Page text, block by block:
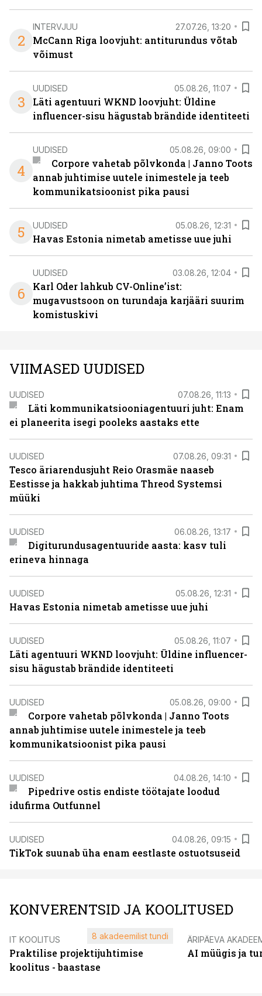
2
INTERVJUU 27.07.26, 13:20
McCann Riga loovjuht: antiturundus võtab
võimust
3
UUDISED 05.08.26, 11:07
Läti agentuuri WKND loovjuht: Üldine
influencer-sisu hägustab brändide identiteeti
4
UUDISED 05.08.26, 09:00
Corpore vahetab põlvkonda | Janno Toots
annab juhtimise uutele inimestele ja teeb
kommunikatsioonist pika pausi
5 UUDISED 05.08.26, 12:31
Havas Estonia nimetab ametisse uue juhi
6
UUDISED 03.08.26, 12:04
Karl Oder lahkub CV-Online’ist:
mugavustsoon on turundaja karjääri suurim
komistuskivi
VIIMASED UUDISED
UUDISED 07.08.26, 11:13
Läti kommunikatsiooniagentuuri juht: Enam
ei planeerita isegi pooleks aastaks ette
UUDISED 07.08.26, 09:31
Tesco äriarendusjuht Reio Orasmäe naaseb
Eestisse ja hakkab juhtima Threod Systemsi
müüki
UUDISED 06.08.26, 13:17
Digiturundusagentuuride aasta: kasv tuli
erineva hinnaga
UUDISED 05.08.26, 12:31
Havas Estonia nimetab ametisse uue juhi
UUDISED 05.08.26, 11:07
Läti agentuuri WKND loovjuht: Üldine influencer-
sisu hägustab brändide identiteeti
UUDISED 05.08.26, 09:00
Corpore vahetab põlvkonda | Janno Toots
annab juhtimise uutele inimestele ja teeb
kommunikatsioonist pika pausi
UUDISED 04.08.26, 14:10
Pipedrive ostis endiste töötajate loodud
idufirma Outfunnel
UUDISED 04.08.26, 09:15
TikTok suunab üha enam eestlaste ostuotsuseid
KONVERENTSID JA KOOLITUSED
IT KOOLITUS
Praktilise projektijuhtimise
koolitus - baastase
8 akadeemilist tundi ÄRIPÄEVA
AI müügis ja